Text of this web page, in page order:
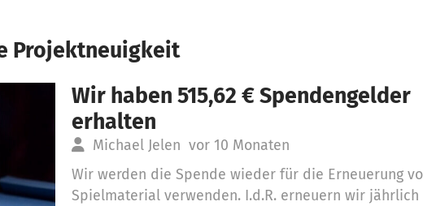
Projektneuigkeit
Wir haben 515,62 € Spendengelder
erhalten
Michael Jelen vor 10 Monaten
Wir werden die Spende wieder für die Erneuerung
Spielmaterial verwenden. I.d.R. erneuern wir jährlich